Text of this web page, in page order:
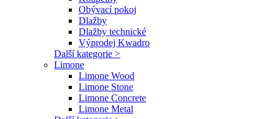
Obývací pokoj
Dlažby
Dlažby technické
Výprodej Kwadro
Další kategorie >
Limone
Limone Wood
Limone Stone
Limone Concrete
Limone Metal